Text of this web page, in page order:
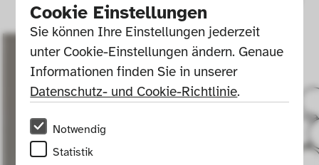
Cookie Einstellungen
Sie können Ihre Einstellungen jederzeit
unter Cookie-Einstellungen ändern. Genaue
Informationen finden Sie in unserer
Datenschutz- und Cookie-Richtlinie.
Notwendig
Statistik